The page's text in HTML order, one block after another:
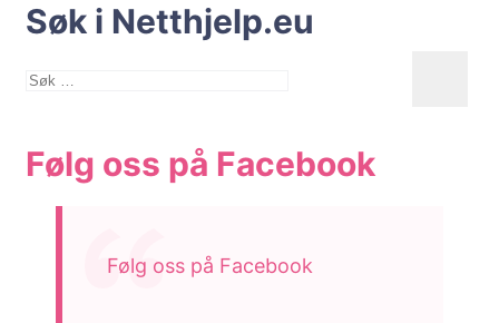
Søk i Netthjelp.eu
Søk
Følg oss på Facebook
Følg oss på Facebook